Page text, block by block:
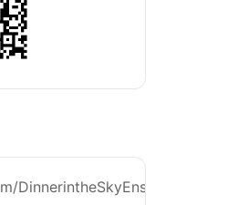
DinnerintheSkyEns26